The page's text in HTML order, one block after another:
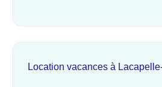
Location vacances à